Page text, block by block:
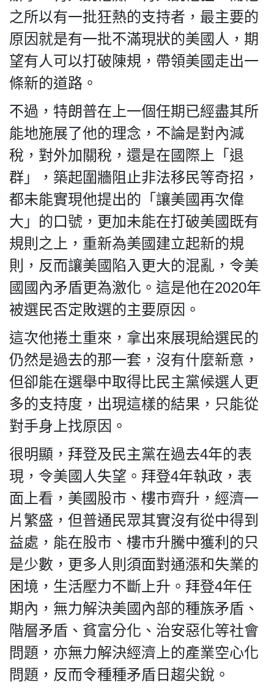
之所以有一批狂熱的支持者，最主要的
原因就是有一批不滿現狀的美國人，期
望有人可以打破陳規，帶領美國走出一
條新的道路。
不過，特朗普在上一個任期已經盡其所
能地施展了他的理念，不論是對內減
稅，對外加關稅，還是在國際上「退
群」，築起圍牆阻止非法移民等奇招，
都未能實現他提出的「讓美國再次偉
大」的口號，更加未能在打破美國既有
規則之上，重新為美國建立起新的規
則，反而讓美國陷入更大的混亂，令美
國國內矛盾更為激化。這是他在2020年
被選民否定敗選的主要原因。
這次他捲土重來，拿出來展現給選民的
仍然是過去的那一套，沒有什麼新意，
但卻能在選舉中取得比民主黨候選人更
多的支持度，出現這樣的結果，只能從
對手身上找原因。
很明顯，拜登及民主黨在過去4年的表
現，令美國人失望。拜登4年執政，表
面上看，美國股市、樓市齊升，經濟一
片繁盛，但普通民眾其實沒有從中得到
益處，能在股市、樓市升騰中獲利的只
是少數，更多人則須面對通漲和失業的
困境，生活壓力不斷上升。拜登4年任
期內，無力解決美國內部的種族矛盾、
階層矛盾、貧富分化、治安惡化等社會
問題，亦無力解決經濟上的產業空心化
問題，反而令種種矛盾日趨尖銳。